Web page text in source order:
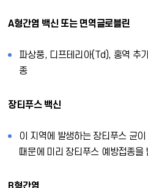
A형간염 백신 또는 면역글로블린
파상풍, 디프테리아(Td), 홍역 추
종
장티푸스 백신
이 지역에 발생하는 장티푸스 균
때문에 미리 장티푸스 예방접종을